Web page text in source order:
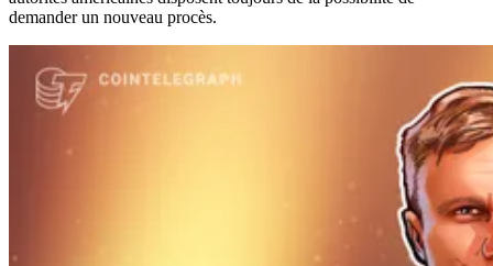
demander un nouveau procès.